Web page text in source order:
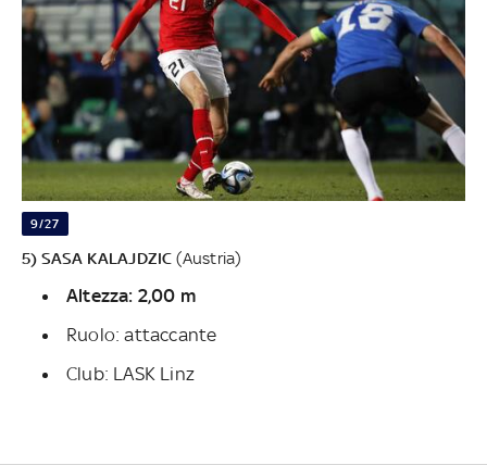
9/27
5) SASA KALAJDZIC (Austria)
Altezza: 2,00 m
Ruolo: attaccante
Club: LASK Linz